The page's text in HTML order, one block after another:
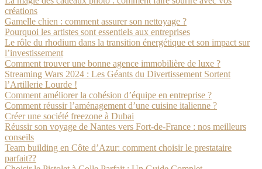
créations
Gamelle chien : comment assurer son nettoyage ?
Pourquoi les artistes sont essentiels aux entreprises
Le rôle du rhodium dans la transition énergétique et son impact sur
l’investissement
Comment trouver une bonne agence immobilière de luxe ?
Streaming Wars 2024 : Les Géants du Divertissement Sortent
l’Artillerie Lourde !
Comment améliorer la cohésion d’équipe en entreprise ?
Comment réussir l’aménagement d’une cuisine italienne ?
Créer une société freezone à Dubai
Réussir son voyage de Nantes vers Fort-de-France : nos meilleurs
conseils
Team building en Côte d’Azur: comment choisir le prestataire
parfait??